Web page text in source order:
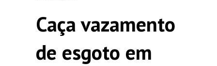
Caça vazamento
de esgoto em